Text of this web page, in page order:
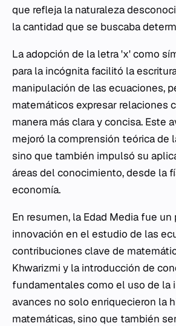
que refleja la naturaleza
la cantidad que se buscaba
La adopción de la letra 'x' como
para la incógnita facilitó la
manipulación de las ecuaciones,
matemáticos expresar relaciones
manera más clara y concisa. Este
mejoró la comprensión teórica de
sino que también impulsó su
áreas del conocimiento, desde la
economía.
En resumen, la Edad Media fue un
innovación en el estudio de las
contribuciones clave de
Khwarizmi y la introducción de
fundamentales como el uso de la
avances no solo enriquecieron la
matemáticas, sino que también